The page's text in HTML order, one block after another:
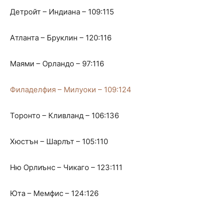
Детройт – Индиана – 109:115
Атланта – Бруклин – 120:116
Маями – Орландо – 97:116
Филаделфия – Милуоки – 109:124
Торонто – Кливланд – 106:136
Хюстън – Шарлът – 105:110
Ню Орлиънс – Чикаго – 123:111
Юта – Мемфис – 124:126